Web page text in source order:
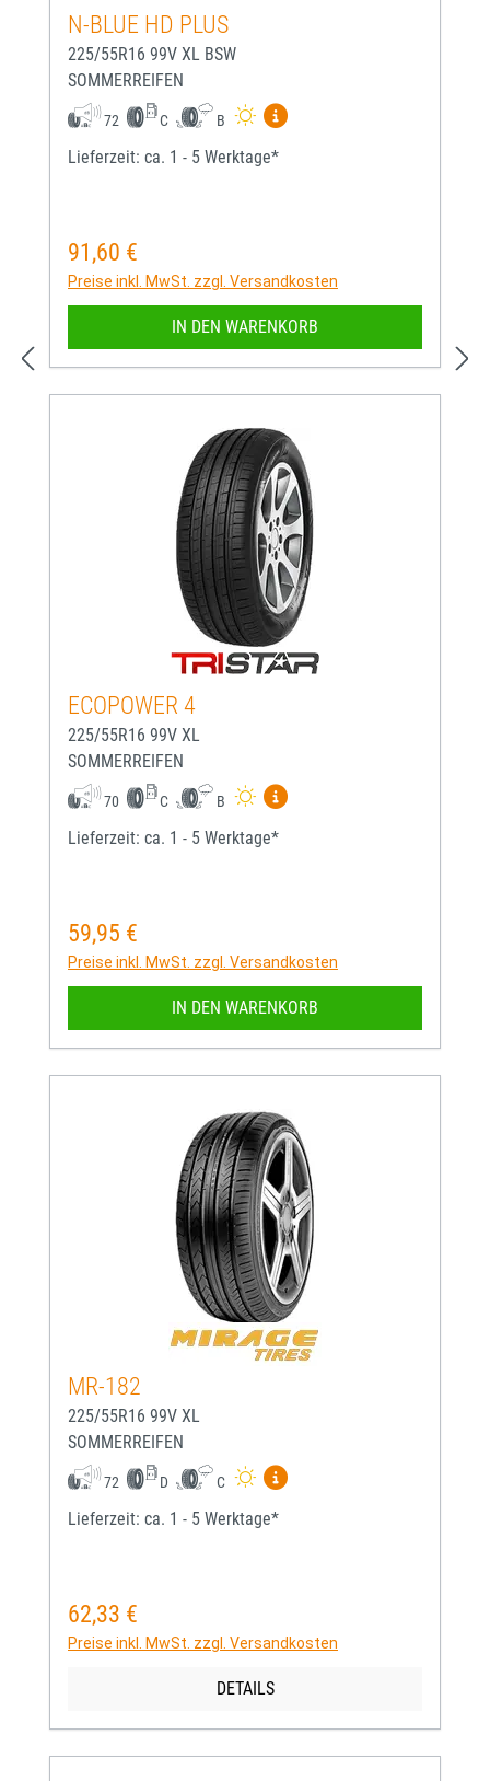
N-BLUE HD PLUS
225/55R16 99V XL BSW
SOMMERREIFEN
72 C B
Mehr Informationen zum
Lieferzeit: ca. 1 - 5 Werktage*
Regulärer Preis:
91,60 €
Preise inkl. MwSt. zzgl. Versandkosten
IN DEN WARENKORB
ECOPOWER 4
225/55R16 99V XL
SOMMERREIFEN
70 C B
Mehr Informationen zum
Lieferzeit: ca. 1 - 5 Werktage*
Regulärer Preis:
59,95 €
Preise inkl. MwSt. zzgl. Versandkosten
IN DEN WARENKORB
MR-182
225/55R16 99V XL
SOMMERREIFEN
72 D C
Mehr Informationen zum
Lieferzeit: ca. 1 - 5 Werktage*
Regulärer Preis:
62,33 €
Preise inkl. MwSt. zzgl. Versandkosten
DETAILS